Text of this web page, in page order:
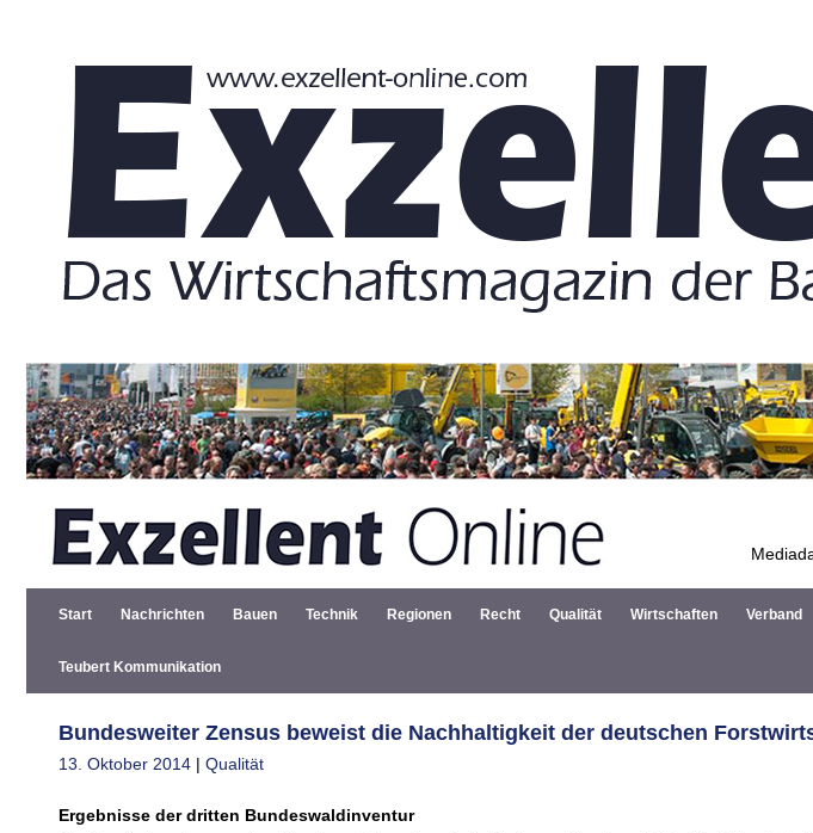
Zum Inhalt springen
Start Nachrichten Bauen Technik Regionen Recht Qualität Wirtschaften Verband
Teubert Kommunikation
Bundesweiter Zensus beweist die Nachhaltigkeit der deutschen
13. Oktober 2014 | Qualität
Ergebnisse der dritten Bundeswaldinventur